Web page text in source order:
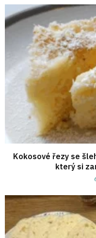
Kokosové řezy se
který si